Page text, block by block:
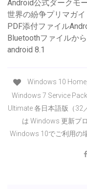
Android公式ダークモ
世界の紛争プリマガ
PDF添付ファイル
Bluetoothファイルか
android 8.1
Windows 10
Windows 7 Service
Ultimate 各日本語版（
は Windows 更新プ
Windows 10でご利用の